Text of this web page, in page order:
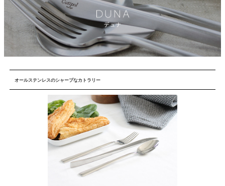
オールステンレスのシャープなカトラリー